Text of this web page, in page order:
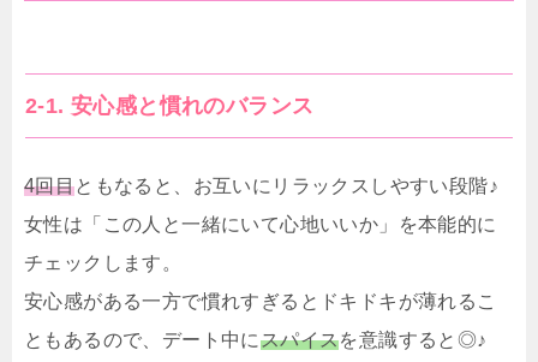
2-1. 安心感と慣れのバランス
4回目ともなると、お互いにリラックスしやすい段階♪
女性は「この人と一緒にいて心地いいか」を本能的に
チェックします。
安心感がある一方で慣れすぎるとドキドキが薄れるこ
ともあるので、デート中にスパイスを意識すると◎♪